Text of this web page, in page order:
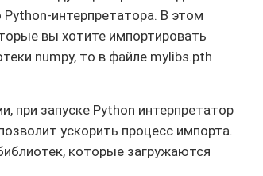
интерпретатора. В этом
вы хотите импортировать
numpy, то в файле mylibs.pth
при запуске Python интерпретатор
ускорить процесс импорта.
которые загружаются